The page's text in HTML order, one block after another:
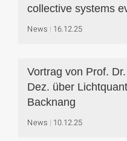
collective systems
News 16.12.25
Vortrag von Prof.
Dez. über
Backnang
News 10.12.25